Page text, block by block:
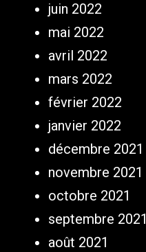
juin 2022
mai 2022
avril 2022
mars 2022
février 2022
janvier 2022
décembre 2021
novembre 2021
octobre 2021
septembre 2021
août 2021